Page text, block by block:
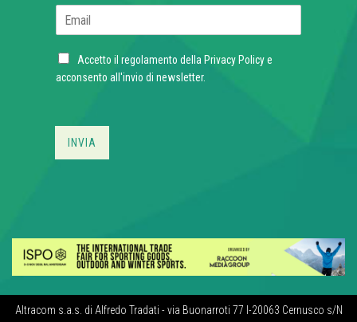
l
C
h
Accetto il regolamento della Privacy Policye
acconsento all'invio di newsletter.
INVIA
Altracom s.a.s. di Alfredo Tradati - via Buonarroti 77 I-20063 Cernusco s/N